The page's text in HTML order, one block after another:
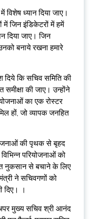
विशेष ध्यान दिया जाए।
में जिन इंडिकेटरों में हमें
दिया जाए। जिन
बनाये रखना हमारे
दिये कि सचिव समिति की
की जाए। उन्होंने
का एक रोस्टर
हों, जो व्यापक जनहित
की पृथक से बृहद
परियोजनाओं को
नुकसान से बचाने के लिए
ने सचिवगणों को
दिए। ।
मुख्य सचिव श्री आनंद